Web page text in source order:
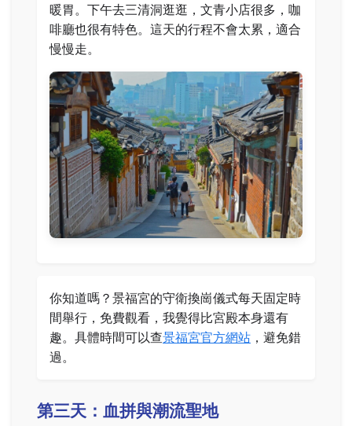
暖胃。下午去三清洞逛逛，文青小店很多，咖
啡廳也很有特色。這天的行程不會太累，適合
慢慢走。
你知道嗎？景福宮的守衛換崗儀式每天固定時
間舉行，免費觀看，我覺得比宮殿本身還有
趣。具體時間可以查景福宮官方網站 ，避免錯
過。
第三天：血拼與潮流聖地